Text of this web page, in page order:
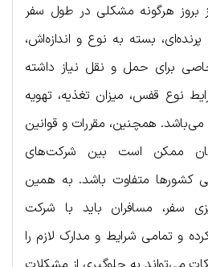
بروز هرگونه مشکلی در طول سفر
بسته به نوع و اندازه‌اش،
برای حمل و نقل نیاز داشته
نوع قفس، میزان تغذیه، تهویه
همچنین، مقررات و قوانین
ممکن است بین شرکت‌های
کشورها متفاوت باشد. به همین
سفر، مسافران باید با شرکت
و تمامی شرایط و مدارک لازم را